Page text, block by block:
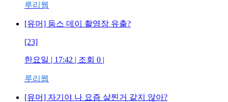
루리웹
[유머] 둠스 데이 촬영장 유출?
[23]
한요일 | 17:42 | 조회 0 |
루리웹
[유머] 자기야 나 요즘 살찐거 같지 않아?